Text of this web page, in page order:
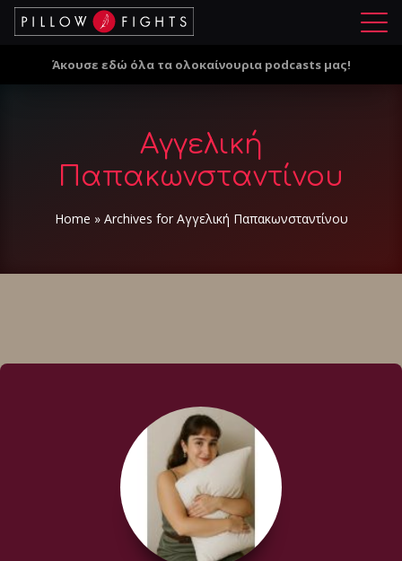
Μ
ο
Άκουσε εδώ όλα τα ολοκαίνουρια podcasts μας!
Αγγελική
Παπακωνσταντίνου
Home » Archives for Αγγελική Παπακωνσταντίνου